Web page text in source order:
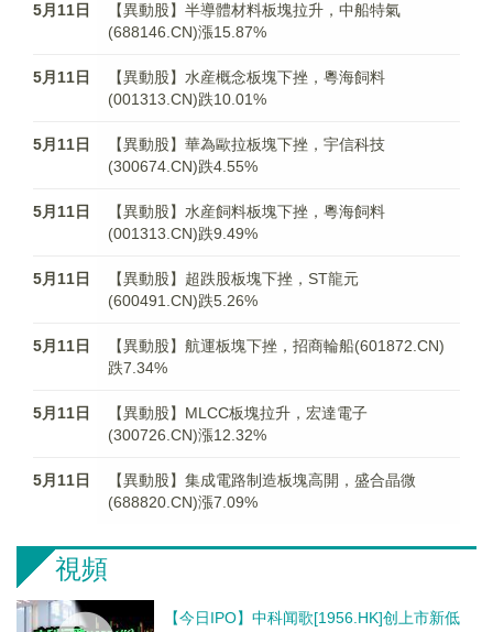
5月11日
【異動股】半導體材料板塊拉升，中船特氣
(688146.CN)漲15.87%
5月11日
【異動股】水産概念板塊下挫，粵海飼料
(001313.CN)跌10.01%
5月11日
【異動股】華為歐拉板塊下挫，宇信科技
(300674.CN)跌4.55%
5月11日
【異動股】水産飼料板塊下挫，粵海飼料
(001313.CN)跌9.49%
5月11日
【異動股】超跌股板塊下挫，ST龍元
(600491.CN)跌5.26%
5月11日
【異動股】航運板塊下挫，招商輪船(601872.CN)
跌7.34%
5月11日
【異動股】MLCC板塊拉升，宏達電子
(300726.CN)漲12.32%
5月11日
【異動股】集成電路制造板塊高開，盛合晶微
(688820.CN)漲7.09%
視頻
【今日IPO】中科闻歌[1956.HK]创上市新低